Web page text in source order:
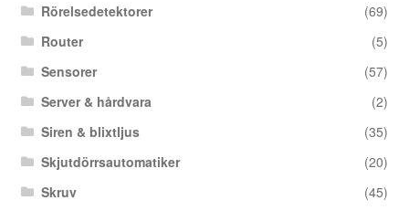
Rörelsedetektorer
(69)
Router
(5)
Sensorer
(57)
Server & hårdvara
(2)
Siren & blixtljus
(35)
Skjutdörrsautomatiker
(20)
Skruv
(45)